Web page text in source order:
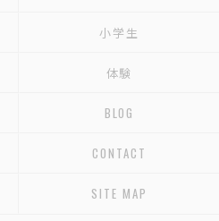
小学生
体験
BLOG
CONTACT
SITE MAP